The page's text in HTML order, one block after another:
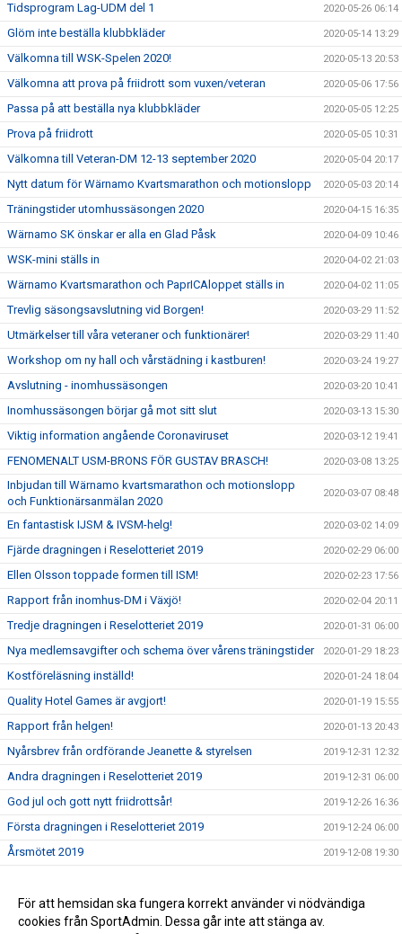
Tidsprogram Lag-UDM del 1 2020-05-26 06:14
Glöm inte beställa klubbkläder 2020-05-14 13:29
Välkomna till WSK-Spelen 2020! 2020-05-13 20:53
Välkomna att prova på friidrott som vuxen/veteran 2020-05-06 17:56
Passa på att beställa nya klubbkläder 2020-05-05 12:25
Prova på friidrott 2020-05-05 10:31
Välkomna till Veteran-DM 12-13 september 2020 2020-05-04 20:17
Nytt datum för Wärnamo Kvartsmarathon och motionslopp 2020-05-03 20:14
Träningstider utomhussäsongen 2020 2020-04-15 16:35
Wärnamo SK önskar er alla en Glad Påsk 2020-04-09 10:46
WSK-mini ställs in 2020-04-02 21:03
Wärnamo Kvartsmarathon och PaprICAloppet ställs in 2020-04-02 11:05
Trevlig säsongsavslutning vid Borgen! 2020-03-29 11:52
Utmärkelser till våra veteraner och funktionärer! 2020-03-29 11:40
Workshop om ny hall och vårstädning i kastburen! 2020-03-24 19:27
Avslutning - inomhussäsongen 2020-03-20 10:41
Inomhussäsongen börjar gå mot sitt slut 2020-03-13 15:30
Viktig information angående Coronaviruset 2020-03-12 19:41
FENOMENALT USM-BRONS FÖR GUSTAV BRASCH! 2020-03-08 13:25
Inbjudan till Wärnamo kvartsmarathon och motionslopp
och Funktionärsanmälan 2020
2020-03-07 08:48
En fantastisk IJSM & IVSM-helg! 2020-03-02 14:09
Fjärde dragningen i Reselotteriet 2019 2020-02-29 06:00
Ellen Olsson toppade formen till ISM! 2020-02-23 17:56
Rapport från inomhus-DM i Växjö! 2020-02-04 20:11
Tredje dragningen i Reselotteriet 2019 2020-01-31 06:00
Nya medlemsavgifter och schema över vårens träningstider 2020-01-29 18:23
Kostföreläsning inställd! 2020-01-24 18:04
Quality Hotel Games är avgjort! 2020-01-19 15:55
Rapport från helgen! 2020-01-13 20:43
Nyårsbrev från ordförande Jeanette & styrelsen 2019-12-31 12:32
Andra dragningen i Reselotteriet 2019 2019-12-31 06:00
God jul och gott nytt friidrottsår! 2019-12-26 16:36
Första dragningen i Reselotteriet 2019 2019-12-24 06:00
Årsmötet 2019 2019-12-08 19:30
Välkommen på årsmöte 2019 2019-11-11 18:26
Ny säsong och ny hemsida! 2019-10-19 15:22
För att hemsidan ska fungera korrekt använder vi nödvändiga
cookies från SportAdmin. Dessa går inte att stänga av.